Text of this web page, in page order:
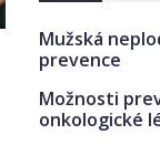
Mužská
prevence
Možnosti
onkologické